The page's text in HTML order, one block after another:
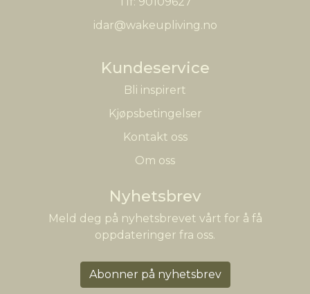
idar@wakeupliving.no
Kundeservice
Bli inspirert
Kjøpsbetingelser
Kontakt oss
Om oss
Nyhetsbrev
Meld deg på nyhetsbrevet vårt for å få
oppdateringer fra oss.
Abonner på nyhetsbrev